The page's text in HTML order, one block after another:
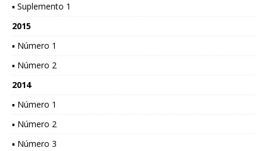
▪ Suplemento 1
2015
▪ Número 1
▪ Número 2
2014
▪ Número 1
▪ Número 2
▪ Número 3